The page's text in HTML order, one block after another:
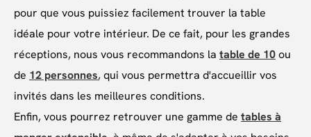
pour que vous puissiez facilement trouver la table
idéale pour votre intérieur. De ce fait, pour les grandes
réceptions, nous vous recommandons la table de 10ou
de 12 personnes, qui vous permettra d'accueillir vos
invités dans les meilleures conditions.
Enfin, vous pourrez retrouver une gamme de tables à